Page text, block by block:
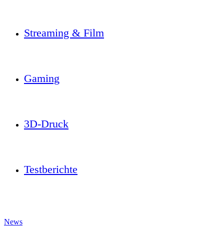
Streaming & Film
Gaming
3D-Druck
Testberichte
News